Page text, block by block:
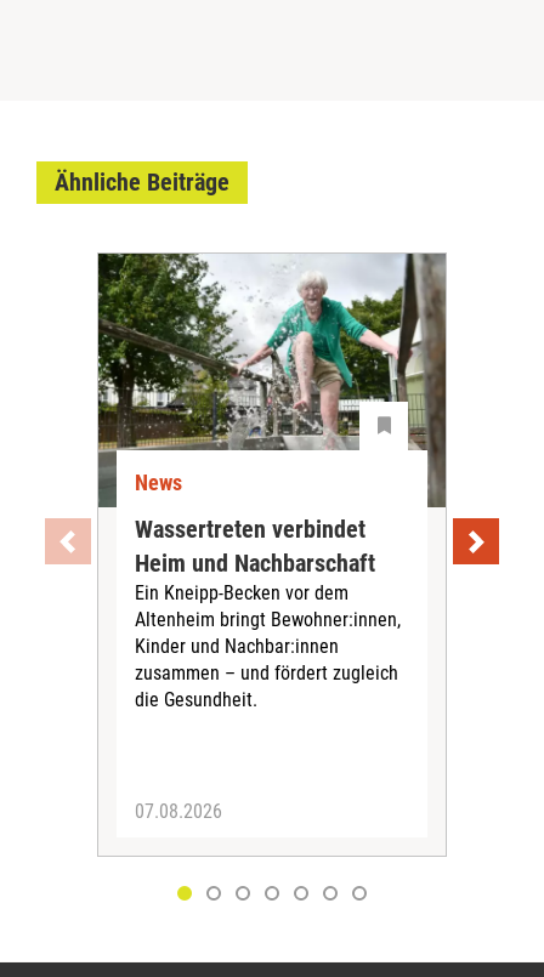
Ähnliche Beiträge
News
Wassertreten verbindet
Heim und Nachbarschaft
Ein Kneipp-Becken vor dem
Altenheim bringt Bewohner:innen,
Kinder und Nachbar:innen
zusammen – und fördert zugleich
die Gesundheit.
07.08.2026